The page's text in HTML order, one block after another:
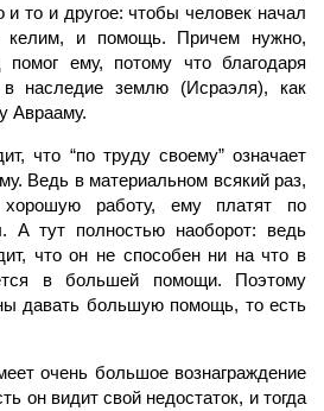
то и другое: чтобы человек начал
келим, и помощь. Причем нужно,
ему, потому что благодаря
наследие землю (Исраэля), как
Аврааму.
что “по труду своему” означает
Ведь в материальном всякий раз,
хорошую работу, ему платят по
А тут полностью наоборот: ведь
что он не способен ни на что в
в большей помощи. Поэтому
давать большую помощь, то есть
очень большое вознаграждение
он видит свой недостаток, и тогда